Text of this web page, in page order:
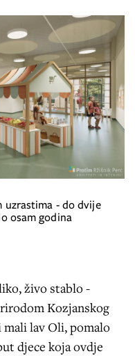
uzrastima - do dvije
osam godina
živo stablo -
Kozjanskog
lav Oli, pomalo
djece koja ovdje